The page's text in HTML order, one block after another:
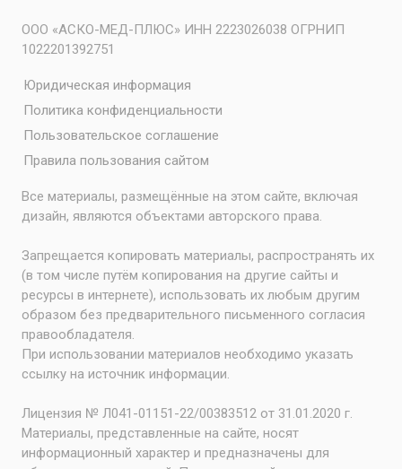
ООО «АСКО-МЕД-ПЛЮС» ИНН 2223026038 ОГРНИП
1022201392751
Юридическая информация
Политика конфиденциальности
Пользовательское соглашение
Правила пользования сайтом
Все материалы, размещённые на этом сайте, включая
дизайн, являются объектами авторского права.
Запрещается копировать материалы, распространять их
(в том числе путём копирования на другие сайты и
ресурсы в интернете), использовать их любым другим
образом без предварительного письменного согласия
правообладателя.
При использовании материалов необходимо указать
ссылку на источник информации.
Лицензия № Л041-01151-22/00383512 от 31.01.2020 г.
Материалы, представленные на сайте, носят
информационный характер и предназначены для